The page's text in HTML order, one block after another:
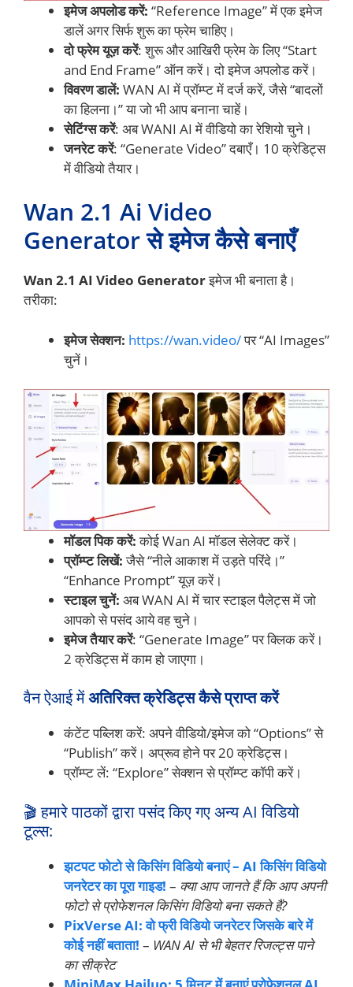
इमेज अपलोड करें: “Reference Image” में एक इमेज
डालें अगर सिर्फ शुरू का फ्रेम चाहिए।
दो फ्रेम यूज़ करें: शुरू और आखिरी फ्रेम के लिए “Start
and End Frame” ऑन करें। दो इमेज अपलोड करें।
विवरण डालें: WAN AI में प्रॉम्प्ट में दर्ज करें, जैसे “बादलों
का हिलना।” या जो भी आप बनाना चाहें।
सेटिंग्स करें: अब WANI AI में वीडियो का रेशियो चुने।
जनरेट करें: “Generate Video” दबाएँ। 10 क्रेडिट्स
में वीडियो तैयार।
Wan 2.1 Ai Video
Generator से इमेज कैसे बनाएँ
Wan 2.1 AI Video Generatorइमेज भी बनाता है।
तरीका:
इमेज सेक्शन: https://wan.video/पर “AI Images”
चुनें।
मॉडल पिक करें:कोई Wan AI मॉडल सेलेक्ट करें।
प्रॉम्प्ट लिखें:जैसे “नीले आकाश में उड़ते परिंदे।”
“Enhance Prompt” यूज़ करें।
स्टाइल चुनें: अब WAN AI में चार स्टाइल पैलेट्स में जो
आपको से पसंद आये वह चुने।
इमेज तैयार करें: “Generate Image” पर क्लिक करें।
2 क्रेडिट्स में काम हो जाएगा।
वैन ऐआई मेंअतिरिक्त क्रेडिट्स कैसे प्राप्त करें
कंटेंट पब्लिश करें: अपने वीडियो/इमेज को “Options” से
“Publish” करें। अप्रूव होने पर 20 क्रेडिट्स।
प्रॉम्प्ट लें: “Explore” सेक्शन से प्रॉम्प्ट कॉपी करें।
🎬 हमारे पाठकों द्वारा पसंद किए गए अन्य AI विडियो
टूल्स:
झटपट फोटो से किसिंग विडियो बनाएं – AI किसिंग विडियो
जनरेटर का पूरा गाइड! – क्या आप जानते हैं कि आप अपनी
फोटो से प्रोफेशनल किसिंग विडियो बना सकते हैं?
PixVerse AI: वो फ्री विडियो जनरेटर जिसके बारे में
कोई नहीं बताता! – WAN AI से भी बेहतर रिजल्ट्स पाने
का सीक्रेट